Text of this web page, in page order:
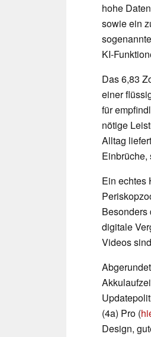
hohe
sowie ein
KI-
Das 6,83
einer
für
nötige
Alltag
Einbrüche,
Ein echtes
Besonders
digitale
Videos
(4a) Pro (
Design,